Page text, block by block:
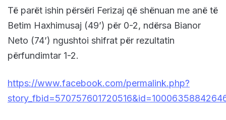
Të parët ishin përsëri Ferizaj që shënuan me anë të
Betim Haxhimusaj (49’) për 0-2, ndërsa Bianor
Neto (74’) ngushtoi shifrat për rezultatin
përfundimtar 1-2.
https://www.facebook.com/permalink.php?